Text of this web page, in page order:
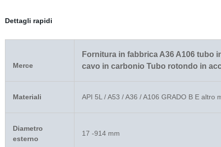
Dettagli rapidi
Merce
Fornitura in fabbrica A36 A106 tubo
cavo in carbonio Tubo rotondo in
Materiali API 5L / A53 / A36 / A106 GRADO B E altro
Diametro
esterno
17 -914 mm